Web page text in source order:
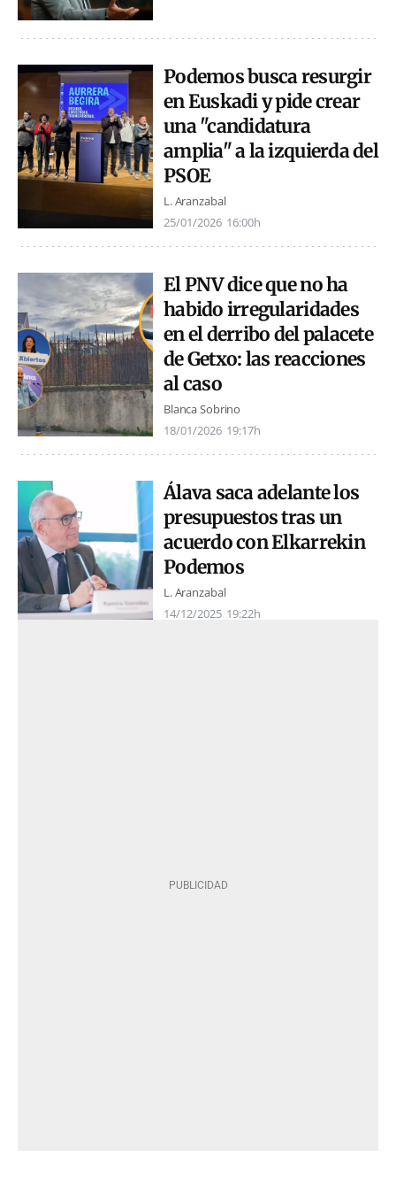
Podemos busca resurgir
en Euskadi y pide crear
una "candidatura
amplia" a la izquierda del
PSOE
L. Aranzabal
25/01/2026 16:00h
El PNV dice que no ha
habido irregularidades
en el derribo del palacete
de Getxo: las reacciones
al caso
Blanca Sobrino
18/01/2026 19:17h
Álava saca adelante los
presupuestos tras un
acuerdo con Elkarrekin
Podemos
L. Aranzabal
14/12/2025 19:22h